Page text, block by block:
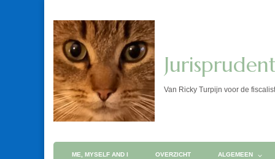
Van Ricky Turpijn voor de
ME, MYSELF AND I OVERZICHT ALGEMEEN